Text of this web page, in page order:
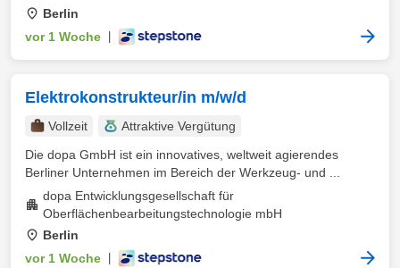
Berlin
vor 1 Woche
Elektrokonstrukteur/in m/w/d
Vollzeit
Attraktive Vergütung
Die dopa GmbH ist ein innovatives, weltweit agierendes
Berliner Unternehmen im Bereich der Werkzeug- und ...
dopa Entwicklungsgesellschaft für
Oberflächenbearbeitungstechnologie mbH
Berlin
vor 1 Woche